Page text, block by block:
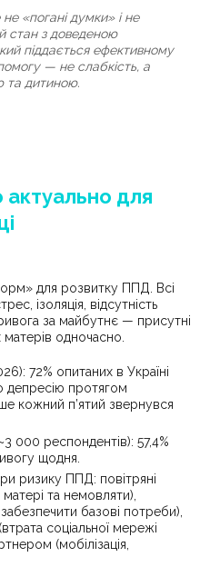
«погані думки» і не
стан з доведеною
піддається ефективному
— не слабкість, а
та дитиною.
для
для розвитку ППД. Всі
ізоляція, відсутність
за майбутнє — присутні
матерів одночасно.
72% опитаних в Україні
депресію протягом
кожний п’ятий звернувся
000 респондентів): 57,4%
щодня.
ризику ППД: повітряні
та немовляти),
базові потреби),
соціальної мережі
(мобілізація,